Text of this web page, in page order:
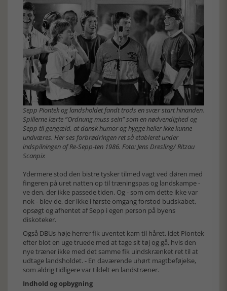
Sepp Piontek og landsholdet fandt trods en svær start hinanden.
Spillerne lærte ”Ordnung muss sein” som en nødvendighed og
Sepp til gengæld, at dansk humor og hygge heller ikke kunne
undværes. Her ses forbrødringen ret så etableret under
indspilningen af Re-Sepp-ten 1986. Foto: Jens Dresling/ Ritzau
Scanpix
Ydermere stod den bistre tysker tilmed vagt ved døren med
fingeren på uret natten op til træningspas og landskampe -
ve den, der ikke passede tiden. Og - som om dette ikke var
nok - blev de, der ikke i første omgang forstod budskabet,
opsøgt og afhentet af Sepp i egen person på byens
diskoteker.
Også DBUs høje herrer fik uventet kam til håret, idet Piontek
efter blot en uge truede med at tage sit tøj og gå, hvis den
nye træner ikke med det samme fik uindskrænket ret til at
udtage landsholdet. - En daværende uhørt magtbeføjelse,
som aldrig tidligere var tildelt en landstræner.
Indhold og opbygning